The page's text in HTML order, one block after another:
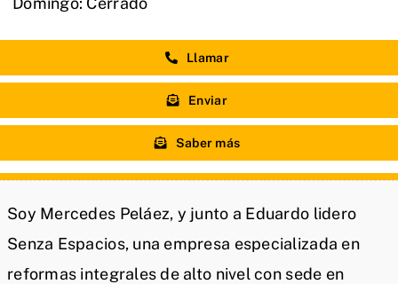
Soy Mercedes Peláez, y junto a Eduardo lidero
Senza Espacios, una empresa especializada en
reformas integrales de alto nivel con sede en
Llamar
Enviar
Saber más